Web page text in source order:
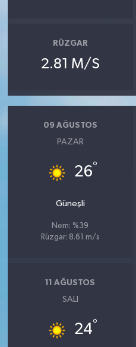
RÜZGAR
2.81 M/S
09 AĞUSTOS
PAZAR
26°
Güneşli
Nem: %39
Rüzgar: 8.61 m/s
11 AĞUSTOS
SALI
24°